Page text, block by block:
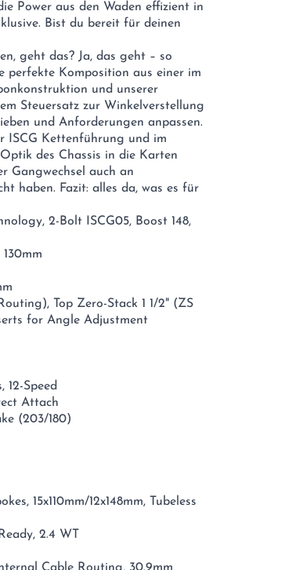
Power aus den Waden effizient in
Bist du bereit für deinen
geht das? Ja, das geht – so
perfekte Komposition aus einer im
und unserer
Steuersatz zur Winkelverstellung
und Anforderungen anpassen.
ISCG Kettenführung und im
des Chassis in die Karten
Gangwechsel auch an
haben. Fazit: alles da, was es für
2-Bolt ISCG05, Boost 148,
Top Zero-Stack 1 1/2" (ZS
for Angle Adjustment
12-Speed
Attach
(203/180)
15x110mm/12x148mm, Tubeless
2.4 WT